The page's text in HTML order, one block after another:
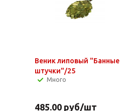
Веник липовый "Банные
штучки"/25
Много
485.00 руб/шт